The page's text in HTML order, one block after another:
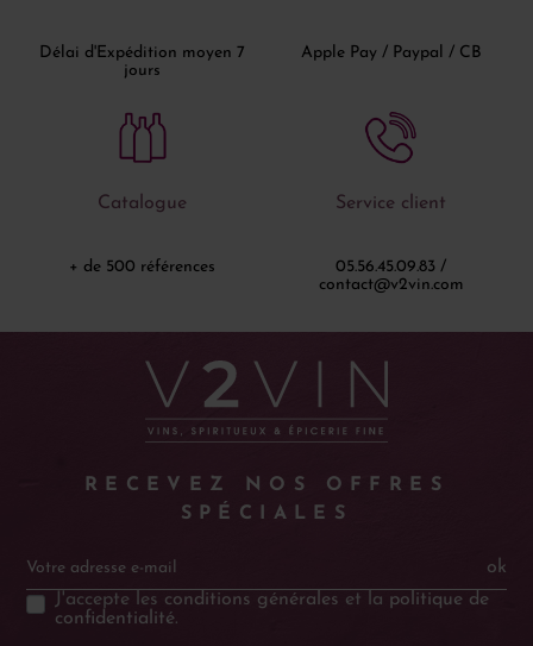
Délai d'Expédition moyen 7
jours
Apple Pay / Paypal / CB
Catalogue
+ de 500 références
Service client
05.56.45.09.83 /
contact@v2vin.com
RECEVEZ NOS OFFRES
SPÉCIALES
ok
J'accepte les conditions générales et la politique de
confidentialité.